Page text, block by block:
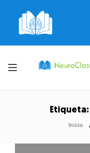
Toggle
menu
Etiqueta:
Inicio